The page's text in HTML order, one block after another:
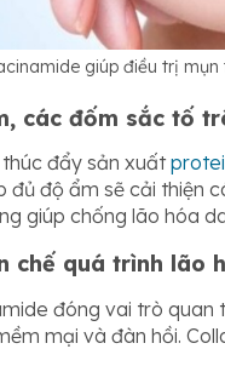
giúp điều trị
các đốm sắc tố
đẩy sản xuất
đủ độ ẩm sẽ cải thiện
giúp chống lão hóa
chế quá trình lão
đóng vai trò
mại và đàn hồi.